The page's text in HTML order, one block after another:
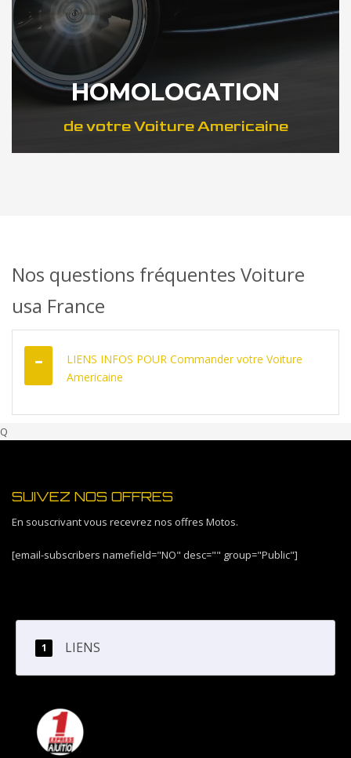
HOMOLOGATION
de votre Voiture Americaine
Nos questions fréquentes Voiture
usa France
LIENS INFOS POUR Commander votre Voiture
Americaine
Q
SUIVEZ NOS OFFRES
En souscrivant vous recevrez nos offres Motos.
[email-subscribers namefield="NO" desc="" group="Public"]
LIENS